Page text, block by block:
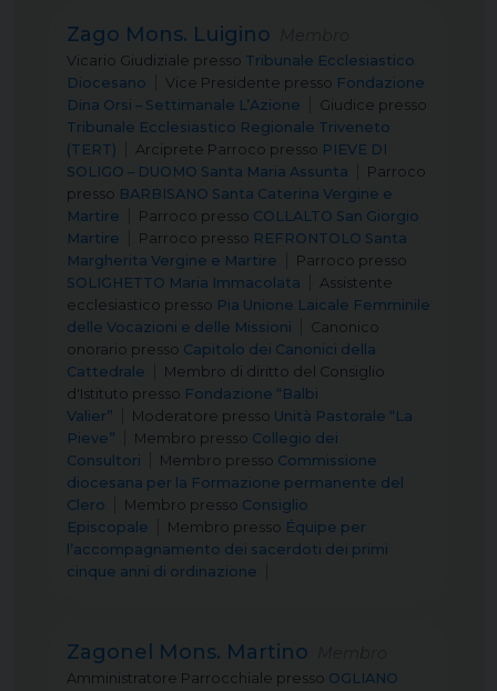
Zago Mons. Luigino
Vicario Giudiziale presso Tribunale Ecclesiastico
Diocesano
Vice Presidente presso Fondazione
Dina Orsi – Settimanale L’Azione
Giudice presso
Tribunale Ecclesiastico Regionale Triveneto
(TERT)
Arciprete Parroco presso PIEVE DI
SOLIGO – DUOMO Santa Maria Assunta
Parroco
presso BARBISANO Santa Caterina Vergine e
Martire
Parroco presso COLLALTO San Giorgio
Martire
Parroco presso REFRONTOLO Santa
Margherita Vergine e Martire
Parroco presso
SOLIGHETTO Maria Immacolata
Assistente
ecclesiastico presso Pia Unione Laicale Femminile
delle Vocazioni e delle Missioni
Canonico
onorario presso Capitolo dei Canonici della
Cattedrale
Membro di diritto del Consiglio
d'Istituto presso Fondazione “Balbi
Valier”
Moderatore presso Unità Pastorale “La
Pieve”
Membro presso Collegio dei
Consultori
Membro presso Commissione
diocesana per la Formazione permanente del
Clero
Membro presso Consiglio
Episcopale
Membro presso Équipe per
l’accompagnamento dei sacerdoti dei primi
cinque anni di ordinazione
Zagonel Mons. Martino
Amministratore Parrocchiale presso OGLIANO